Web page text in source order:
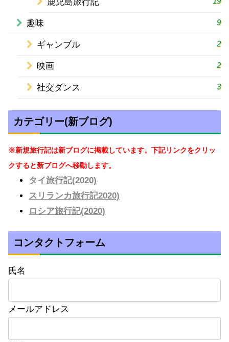
趣味 9
ギャンブル 2
映画 2
社交ダンス 3
カテゴリー(新ブログ)
※新規旅行記は新ブログに掲載しています。下記リンクをクリッ
クすると新ブログへ移動します。
タイ旅行記(2020)
スリランカ旅行記2020)
ロシア旅行記(2020)
コンタクトフォーム
氏名
メールアドレス